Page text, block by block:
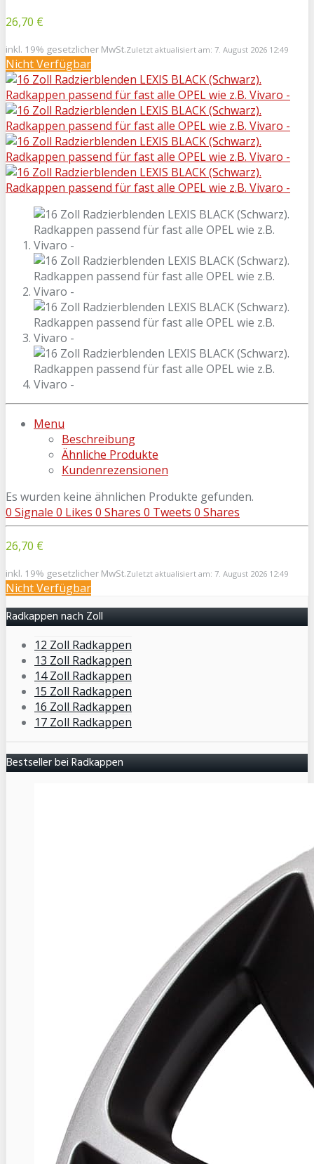
26,70 €
inkl. 19% gesetzlicher MwSt.Zuletzt aktualisiert am: 7. August 2026 12:49
Nicht Verfügbar
Menu
Beschreibung
Ähnliche Produkte
Kundenrezensionen
Es wurden keine ähnlichen Produkte gefunden.
0 Signale 0 Likes 0 Shares 0 Tweets 0 Shares
26,70 €
inkl. 19% gesetzlicher MwSt.Zuletzt aktualisiert am: 7. August 2026 12:49
Nicht Verfügbar
Radkappen nach Zoll
12 Zoll Radkappen
13 Zoll Radkappen
14 Zoll Radkappen
15 Zoll Radkappen
16 Zoll Radkappen
17 Zoll Radkappen
Bestseller bei Radkappen